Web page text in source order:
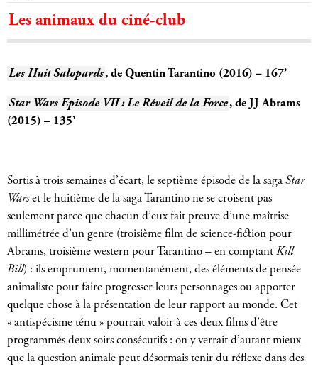
Les animaux du ciné-club
Les Huit Salopards, de Quentin Tarantino (2016) – 167’
Star Wars Episode VII : Le Réveil de la Force, de JJ Abrams
(2015) – 135’
Sortis à trois semaines d’écart, le septième épisode de la saga Star
Warset le huitième de la saga Tarantino ne se croisent pas
seulement parce que chacun d’eux fait preuve d’une maîtrise
millimétrée d’un genre (troisième film de science-fiction pour
Abrams, troisième western pour Tarantino – en comptant Kill
Bill) : ils empruntent, momentanément, des éléments de pensée
animaliste pour faire progresser leurs personnages ou apporter
quelque chose à la présentation de leur rapport au monde. Cet
« antispécisme ténu » pourrait valoir à ces deux films d’être
programmés deux soirs consécutifs : on y verrait d’autant mieux
que la question animale peut désormais tenir du réflexe dans des